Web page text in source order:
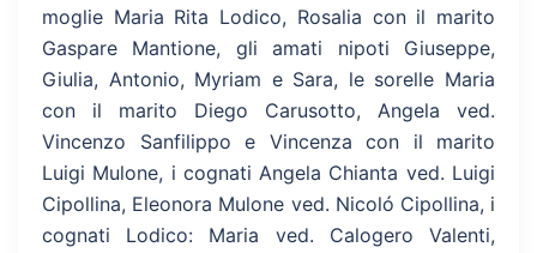
moglie Maria Rita Lodico, Rosalia con il marito
Gaspare Mantione, gli amati nipoti Giuseppe,
Giulia, Antonio, Myriam e Sara, le sorelle Maria
con il marito Diego Carusotto, Angela ved.
Vincenzo Sanfilippo e Vincenza con il marito
Luigi Mulone, i cognati Angela Chianta ved. Luigi
Cipollina, Eleonora Mulone ved. Nicoló Cipollina, i
cognati Lodico: Maria ved. Calogero Valenti,